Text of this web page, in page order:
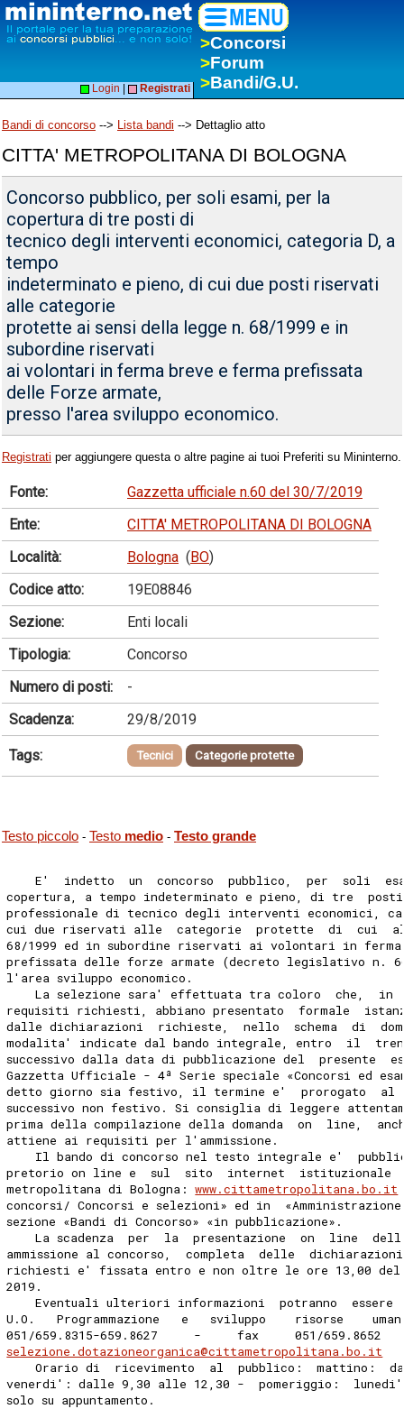
>Concorsi
>Forum
>Bandi/G.U.
Login Registrati
Bandi di concorso --> Lista bandi --> Dettaglio atto
CITTA' METROPOLITANA DI BOLOGNA
Concorso pubblico, per soli esami, per la
copertura di tre posti di
tecnico degli interventi economici, categoria D, a
tempo
indeterminato e pieno, di cui due posti riservati
alle categorie
protette ai sensi della legge n. 68/1999 e in
subordine riservati
ai volontari in ferma breve e ferma prefissata
delle Forze armate,
presso l'area sviluppo economico.
Registrati per aggiungere questa o altre pagine ai tuoi Preferiti su Mininterno.
Fonte:
Gazzetta ufficiale n.60 del 30/7/2019
Ente:
CITTA' METROPOLITANA DI BOLOGNA
Località:
Bologna (BO)
Codice atto:
19E08846
Sezione:
Enti locali
Tipologia:
Concorso
Numero di posti:
-
Scadenza:
29/8/2019
Tags: Tecnici Categorie protette
Testo piccolo - Testo medio - Testo grande
E'  indetto  un  concorso  pubblico,  per  soli
copertura, a tempo indeterminato e pieno, di tre
professionale di tecnico degli interventi economici,
cui due riservati alle  categorie  protette  di  cui
68/1999 ed in subordine riservati ai volontari in ferma
prefissata delle forze armate (decreto legislativo n.
l'area sviluppo economico.
La selezione sara' effettuata tra coloro  che,  in
requisiti richiesti, abbiano presentato  formale
dalle dichiarazioni  richieste,  nello  schema  di
modalita' indicate dal bando integrale, entro  il
successivo dalla data di pubblicazione del  presente
Gazzetta Ufficiale - 4ª Serie speciale «Concorsi ed
detto giorno sia festivo, il termine e'  prorogato  al
successivo non festivo. Si consiglia di leggere
prima della compilazione della domanda  on  line,
attiene ai requisiti per l'ammissione.
Il bando di concorso nel testo integrale e'
pretorio on line e  sul  sito  internet  istituzionale
metropolitana di Bologna: www.cittametropolitana.bo.it
concorsi/ Concorsi e selezioni» ed in
sezione «Bandi di Concorso» «in pubblicazione».
La scadenza  per  la  presentazione  on  line
ammissione al concorso,  completa  delle
richiesti e' fissata entro e non oltre le ore 13,00 del
2019.
Eventuali ulteriori informazioni  potranno  essere
U.O.   Programmazione   e   sviluppo    risorse
051/659.8315-659.8627     -     fax     051/
selezione.dotazioneorganica@cittametropolitana.bo.it
Orario di  ricevimento  al  pubblico:  mattino:
venerdi': dalle 9,30 alle 12,30 -  pomeriggio:
solo su appuntamento.